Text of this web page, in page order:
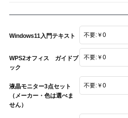
Windows11入門テキスト
WPS2オフィス ガイドブ
ック
液晶モニター3点セット
（メーカー・色は選べま
せん）